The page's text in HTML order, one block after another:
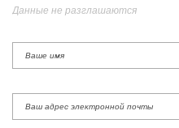
Данные не разглашаются